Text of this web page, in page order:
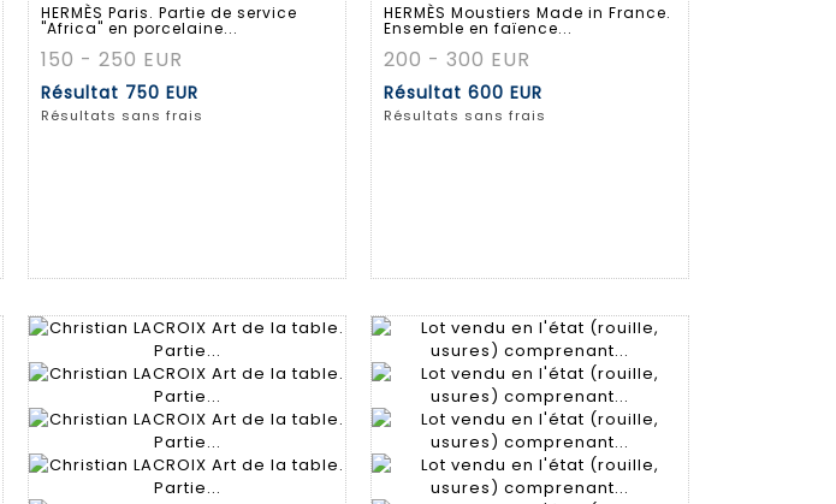
HERMÈS Paris. Partie de service
"Africa" en porcelaine...
150 - 250 EUR
Résultat 750 EUR
Résultats sans frais
HERMÈS Moustiers Made in France.
Ensemble en faïence...
200 - 300 EUR
Résultat 600 EUR
Résultats sans frais